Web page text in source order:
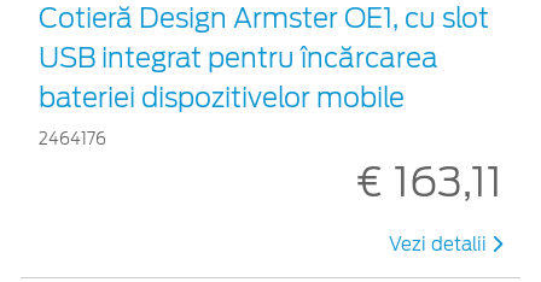
Cotieră Design Armster OE1, cu slot
USB integrat pentru încărcarea
bateriei dispozitivelor mobile
2464176
€ 163,11
Vezi detalii